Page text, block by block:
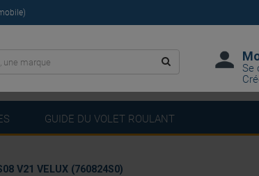
Se
GUIDE DU VOLET ROULANT
V21 VELUX (760824S0)